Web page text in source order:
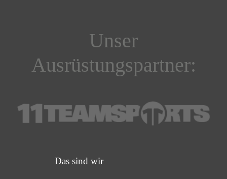
Unser
Ausrüstungspartner:
Das sind wir